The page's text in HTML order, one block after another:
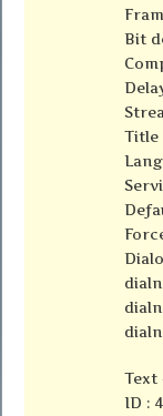
Bit
Title
Text
ID : 4